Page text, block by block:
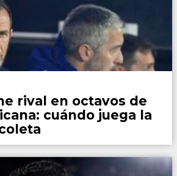
rival en octavos de
cuándo juega la